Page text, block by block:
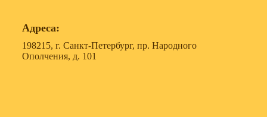
Адреса:
198215, г. Санкт-Петербург, пр. Народного
Ополчения, д. 101